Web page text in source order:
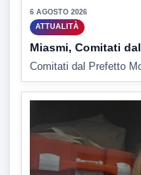
6 AGOSTO 2026
ATTUALITÀ
Miasmi, Comitati
Comitati dal Prefetto